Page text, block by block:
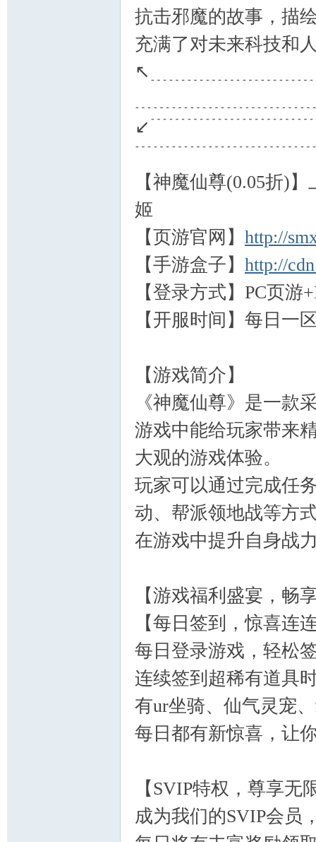
抗击邪魔的故事，描
充满了对未来科技和
【神魔仙尊(0.05折)
姬
【页游官网】 http://
【手游盒子】 http://
【登录方式】PC页
【开服时间】每日一
【游戏简介】
《神魔仙尊》是一款
游戏中能给玩家带来
大观的游戏体验。
玩家可以通过完成任
动、帮派领地战等方
在游戏中提升自身战
【游戏福利盛宴，畅
【每日签到，惊喜连
每日登录游戏，轻松
连续签到超稀有道具
有ur坐骑、仙气灵宠
每日都有新惊喜，让
【SVIP特权，尊享无
成为我们的SVIP会员